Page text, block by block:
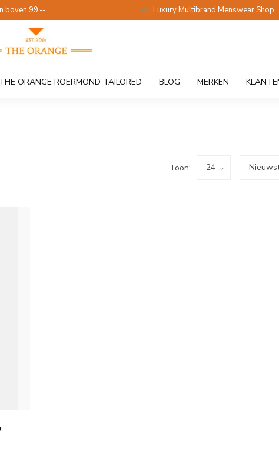
boven 99,-- Luxury Multibrand Menswear Shop
THE ORANGE ROERMOND TAILORED BLOG MERKEN
Toon: